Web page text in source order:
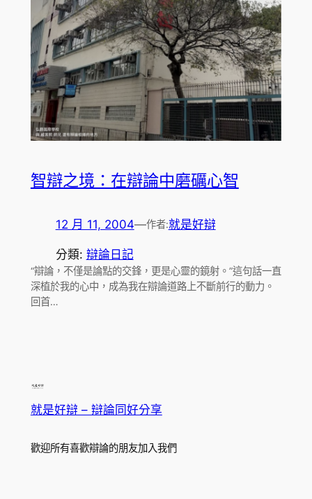
智辯之境：在辯論中磨礪心智
12 月 11, 2004—作者:就是好辯
分類: 辯論日記
“辯論，不僅是論點的交鋒，更是心靈的鏡射。”這句話一直
深植於我的心中，成為我在辯論道路上不斷前行的動力。
回首…
就是好辯 – 辯論同好分享
歡迎所有喜歡辯論的朋友加入我們